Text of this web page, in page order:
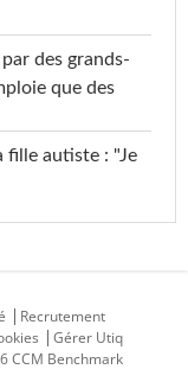
des grands-
que des
fille autiste : "Je
Recrutement
Gérer Utiq
CCM Benchmark